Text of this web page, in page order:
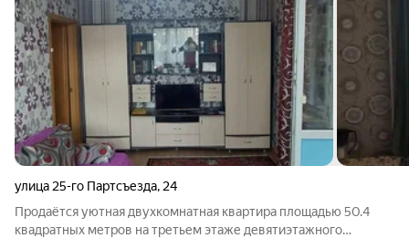
улица 25-го Партсъезда, 24
Продаётся уютная двухкомнатная квартира площадью 50.4
квадратных метров на третьем этаже девятиэтажного